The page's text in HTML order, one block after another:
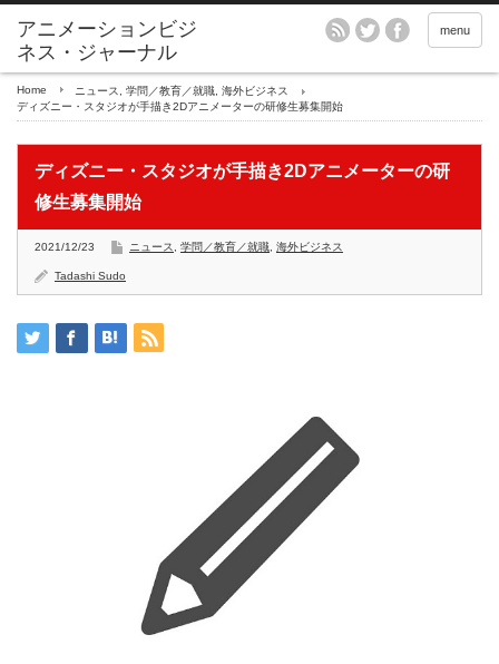
アニメーションビジ
ネス・ジャーナル
menu
Home ニュース 学問／教育／就職 海外ビジネス
ディズニー・スタジオが手描き2Dアニメーターの研修生募集開始
ディズニー・スタジオが手描き2Dアニメーターの研
修生募集開始
2021/12/23 ニュース 学問／教育／就職 海外ビジネス
Tadashi Sudo